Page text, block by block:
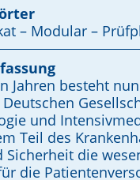
– Modular –
Jahren besteht
Deutschen
und
Teil des
Sicherheit die
die